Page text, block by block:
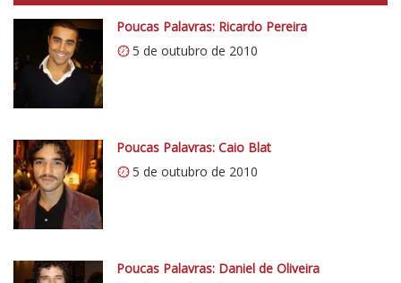
p
:
/
/
0
.
w
p
.
c
Poucas Palavras: Ricardo Pereira
5 de outubro de 2010
Poucas Palavras: Caio Blat
5 de outubro de 2010
Poucas Palavras: Daniel de Oliveira